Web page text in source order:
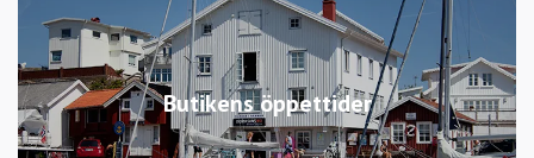
Butikens öppettider